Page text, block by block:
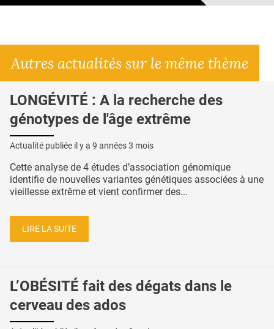
Autres actualités sur le même thème
LONGÉVITÉ : A la recherche des
génotypes de l'âge extrême
Actualité publiée il y a 9 années 3 mois
Cette analyse de 4 études d’association génomique
identifie de nouvelles variantes génétiques associées à une
vieillesse extrême et vient confirmer des...
LIRE LA SUITE
L’OBÉSITÉ fait des dégats dans le
cerveau des ados